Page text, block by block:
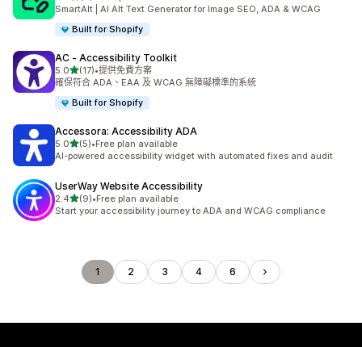
SmartAlt | AI Alt Text Generator for Image SEO, ADA & WCAG
Built for Shopify
AC ‑ Accessibility Toolkit
5.0滿分 5 顆星
(17)
共有 17 則評價
•提供免費方案
確保符合 ADA、EAA 及 WCAG 無障礙標準的系統
Built for Shopify
Accessora: Accessibility ADA
5.0滿分 5 顆星
(5)
共有 5 則評價
•Free plan available
AI-powered accessibility widget with automated fixes and audit
UserWay Website Accessibility
2.4滿分 5 顆星
(9)
共有 9 則評價
•Free plan available
Start your accessibility journey to ADA and WCAG compliance
1 2 3 4 6